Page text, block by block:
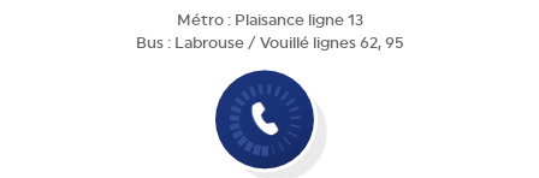
Métro : Plaisance ligne 13
Bus : Labrouse / Vouillé lignes 62, 95